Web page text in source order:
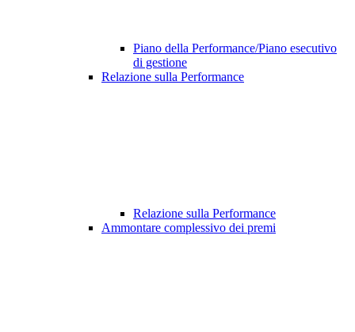
Piano della Performance/Piano esecutivo
di gestione
Relazione sulla Performance
Relazione sulla Performance
Ammontare complessivo dei premi